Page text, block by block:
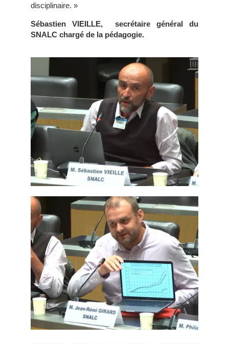
disciplinaire. »
Sébastien VIEILLE,
secrétaire général du
SNALC chargé de la pédagogie.